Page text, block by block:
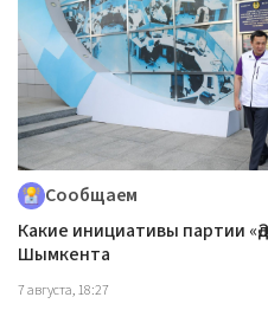
Сообщаем
Какие инициативы партии
Шымкента
7 августа, 18:27